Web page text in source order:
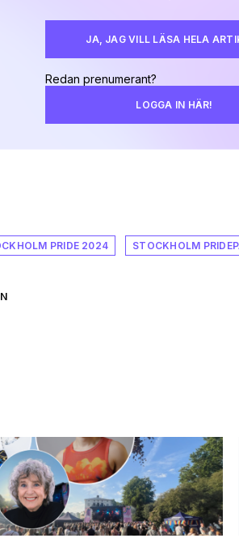
JA, JAG VILL LÄSA HELA
Redan prenumerant?
LOGGA IN HÄR!
PRIDE 2024 STOCKHOLM